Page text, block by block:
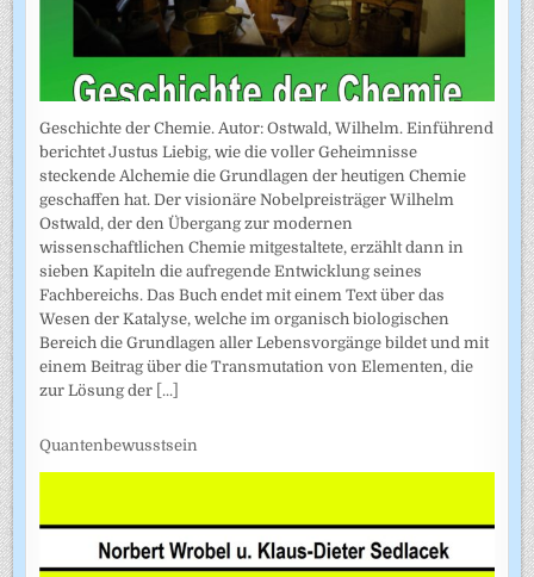
Geschichte der Chemie. Autor: Ostwald, Wilhelm. Einführend
berichtet Justus Liebig, wie die voller Geheimnisse
steckende Alchemie die Grundlagen der heutigen Chemie
geschaffen hat. Der visionäre Nobelpreisträger Wilhelm
Ostwald, der den Übergang zur modernen
wissenschaftlichen Chemie mitgestaltete, erzählt dann in
sieben Kapiteln die aufregende Entwicklung seines
Fachbereichs. Das Buch endet mit einem Text über das
Wesen der Katalyse, welche im organisch biologischen
Bereich die Grundlagen aller Lebensvorgänge bildet und mit
einem Beitrag über die Transmutation von Elementen, die
zur Lösung der [...]
Quantenbewusstsein